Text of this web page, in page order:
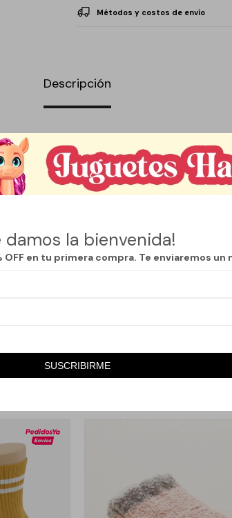
damos la bienvenida!
en tu primera compra. Te enviaremos
SUSCRIBIRME
Métodos y costos de envío
Descripción
la elección perfecta para los apasionados del
se adaptan a la forma del pie, garantizando un
una óptima circulación del aire, manteniendo
juego.
resistirán el desgaste del uso frecuente,
Disponibles en varias tallas, se adaptan a
su calidad.
se mantengan en excelente estado tras cada
Regalo! modelo Simple te brindarán la confianza y